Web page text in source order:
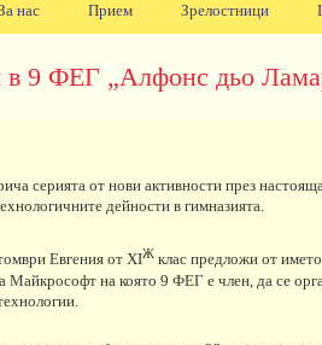
нас Прием Зрелостници
в 9 ФЕГ „Алфонс дьо
серията от нови активности през
дейности в гимназията.
Евгения от XIЖклас предложи от
на която 9 ФЕГ е член, да се